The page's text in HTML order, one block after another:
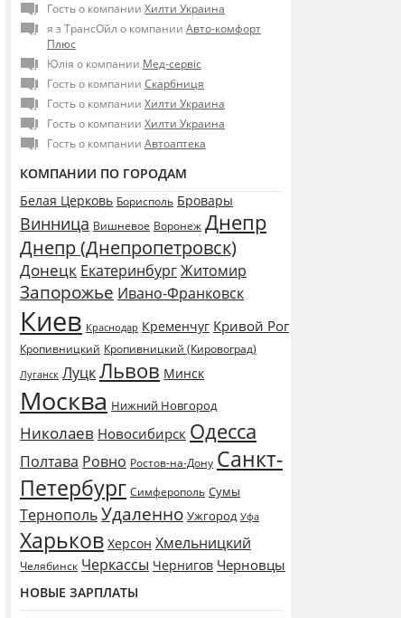
Гость о компании Хилти Украина
я з ТрансОйл о компании Авто-комфорт
Плюс
Юлія о компании Мед-сервіс
Гость о компании Скарбниця
Гость о компании Хилти Украина
Гость о компании Хилти Украина
Гость о компании Автоаптека
КОМПАНИИ ПО ГОРОДАМ
Белая Церковь Борисполь Бровары
Винница Вишневое Воронеж Днепр
Днепр (Днепропетровск)
Донецк ЕкатеринбургЖитомир
Запорожье Ивано-Франковск
Киев Краснодар Кременчуг Кривой Рог
Кропивницкий Кропивницкий (Кировоград)
Луганск ЛуцкЛьвов Минск
Москва Нижний Новгород
Николаев Новосибирск Одесса
Полтава Ровно Ростов-на-Дону Санкт-
Петербург Симферополь Сумы
ТернопольУдаленно Ужгород Уфа
Харьков Херсон Хмельницкий
Челябинск Черкассы Чернигов Черновцы
НОВЫЕ ЗАРПЛАТЫ